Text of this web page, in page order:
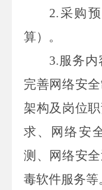
2. 采购预
算）。
3.服务内
完善网络安
架构及岗位
求、网络安
测、网络安
毒软件服务等